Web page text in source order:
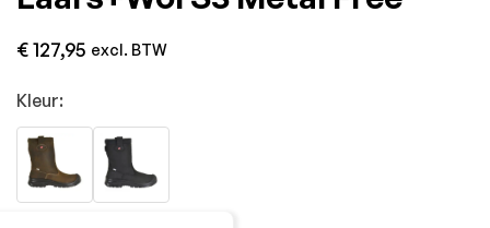
€127,95 excl. BTW
Kleur: